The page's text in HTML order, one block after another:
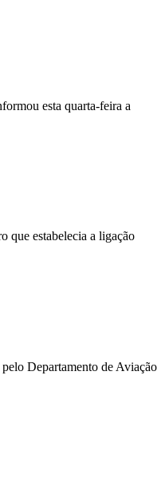
esta quarta-feira a
que estabelecia a ligação
Departamento de Aviação